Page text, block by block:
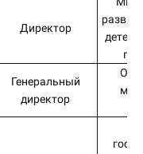
Директор
детей
Генеральный
директор
ООО